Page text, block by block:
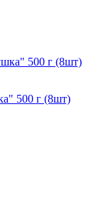
500 г (8шт)